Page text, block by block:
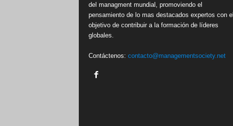
del managment mundial, promoviendo el
pensamiento de lo mas destacados expertos con el
objetivo de contribuir a la formación de líderes
globales.
Contáctenos: contacto@managementsociety.net